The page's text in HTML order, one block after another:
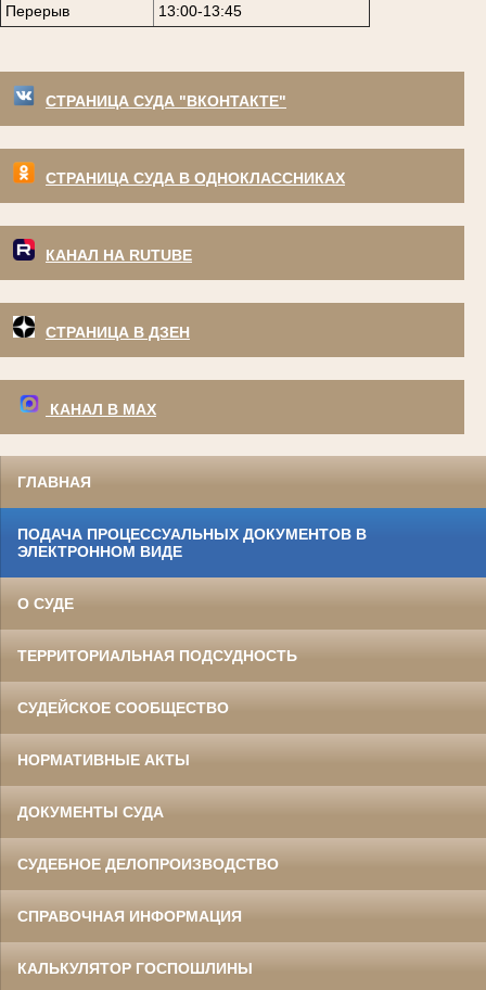
Перерыв
13:00-13:45
СТРАНИЦА СУДА "ВКОНТАКТЕ"
СТРАНИЦА СУДА В ОДНОКЛАССНИКАХ
КАНАЛ НА RUTUBE
СТРАНИЦА В ДЗЕН
КАНАЛ В МАХ
ГЛАВНАЯ
ПОДАЧА ПРОЦЕССУАЛЬНЫХ ДОКУМЕНТОВ В
ЭЛЕКТРОННОМ ВИДЕ
О СУДЕ
ТЕРРИТОРИАЛЬНАЯ ПОДСУДНОСТЬ
СУДЕЙСКОЕ СООБЩЕСТВО
НОРМАТИВНЫЕ АКТЫ
ДОКУМЕНТЫ СУДА
СУДЕБНОЕ ДЕЛОПРОИЗВОДСТВО
СПРАВОЧНАЯ ИНФОРМАЦИЯ
КАЛЬКУЛЯТОР ГОСПОШЛИНЫ